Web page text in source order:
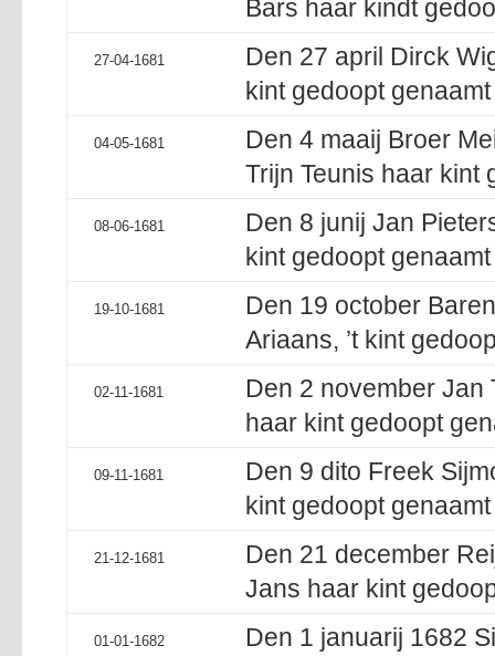
Bars haar kindt
27-04-1681
Den 27 april Dirck
kint gedoopt
04-05-1681
Den 4 maaij Broer
Trijn Teunis haar kint
08-06-1681
Den 8 junij Jan
kint gedoopt
19-10-1681
Den 19 october
Ariaans, ’t kint
02-11-1681
Den 2 november Jan
haar kint gedoopt
09-11-1681
Den 9 dito Freek
kint gedoopt
21-12-1681
Den 21 december
Jans haar kint
01-01-1682
Den 1 januarij 1682